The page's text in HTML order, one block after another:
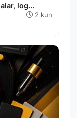
log...
2 kun